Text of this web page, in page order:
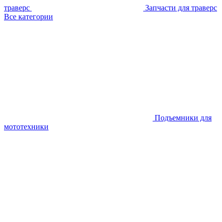
траверс
Запчасти для траверс
Все категории
Подъемники для
мототехники